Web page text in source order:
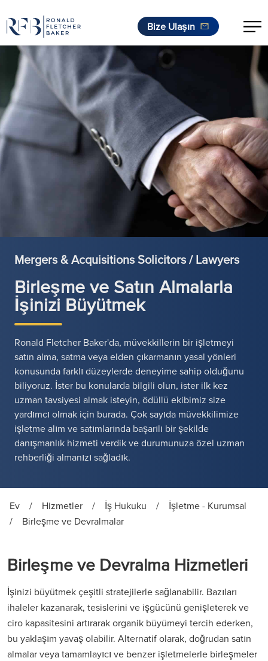
İçeriğe geç
Bize Ulaşın
Mergers & Acquisitions Solicitors / Lawyers
Birleşme ve Satın Almalarla
İşinizi Büyütmek
Ronald Fletcher Baker'da, müvekkillerin bir işletmeyi
satın alma, satma veya elden çıkarmanın yasal yönleri
konusunda farklı düzeylerde deneyime sahip olduğunu
biliyoruz. İster bu konularda bilgili olun, ister ilk kez
uzman tavsiyesi almak isteyin, ödüllü ekibimiz size
yardımcı olmak için burada. Çok sayıda müvekkilimize
işletme alım ve satımlarında başarılı bir şekilde
danışmanlık hizmeti verdik ve durumunuza özel uzman
rehberliği almanızı sağladık.
Ev / Hizmetler / İş Hukuku /
İşletme - Kurumsal
/
Birleşme ve Devralmalar
Birleşme ve Devralma Hizmetleri
İşinizi büyütmek çeşitli stratejilerle sağlanabilir. Bazıları
ihaleler kazanarak, tesislerini ve işgücünü genişleterek ve
ciro kapasitesini artırarak organik büyümeyi tercih ederken,
bu yaklaşım yavaş olabilir. Alternatif olarak, doğrudan satın
almalar veya tamamlayıcı ve benzer işletmelerle birleşmeler